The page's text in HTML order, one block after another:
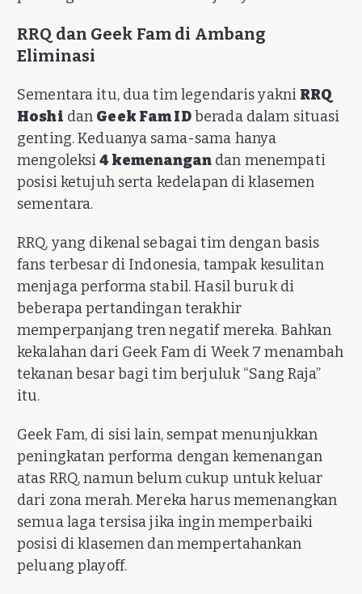
RRQ dan Geek Fam di Ambang
Eliminasi
Sementara itu, dua tim legendaris yakni RRQ
Hoshi dan Geek Fam IDberada dalam situasi
genting. Keduanya sama-sama hanya
mengoleksi4 kemenangan dan menempati
posisi ketujuh serta kedelapan di klasemen
sementara.
RRQ, yang dikenal sebagai tim dengan basis
fans terbesar di Indonesia, tampak kesulitan
menjaga performa stabil. Hasil buruk di
beberapa pertandingan terakhir
memperpanjang tren negatif mereka. Bahkan
kekalahan dari Geek Fam di Week 7 menambah
tekanan besar bagi tim berjuluk “Sang Raja”
itu.
Geek Fam, di sisi lain, sempat menunjukkan
peningkatan performa dengan kemenangan
atas RRQ, namun belum cukup untuk keluar
dari zona merah. Mereka harus memenangkan
semua laga tersisa jika ingin memperbaiki
posisi di klasemen dan mempertahankan
peluang playoff.